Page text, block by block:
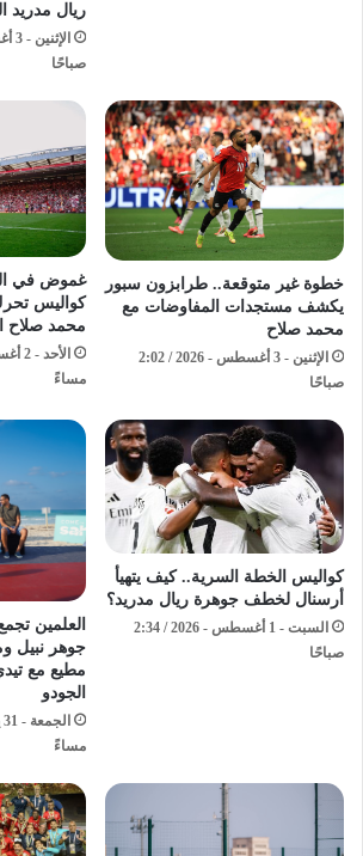
ريال مدريد
صباحًا
خطوة غير متوقعة.. طرابزون سبور
يكشف مستجدات المفاوضات مع
محمد صلاح
الإثنين - 3 أغسطس - 2026 / 2:02
صباحًا
غموض في
كواليس
محمد صلاح
مساءً
كواليس الخطة السرية.. كيف يتهيأ
أرسنال لخطف جوهرة ريال مدريد؟
السبت - 1 أغسطس - 2026 / 2:34
صباحًا
​العلمين
جوهر نبيل
مطيع مع
الجودو ​
مساءً